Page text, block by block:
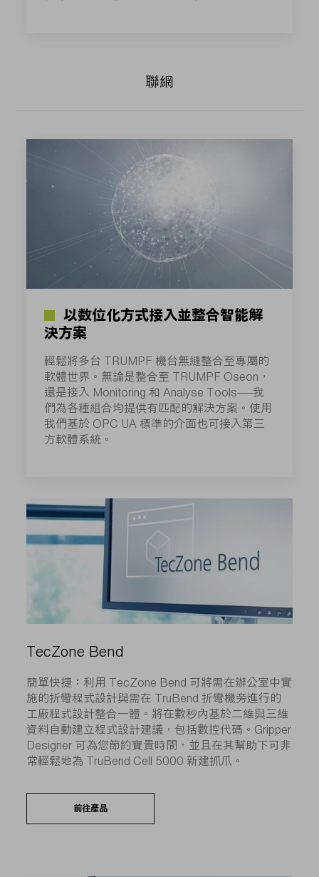
聯網
以数位化方式接入並整合智能解
決方案
輕鬆將多台 TRUMPF 機台無縫整合至專屬的
軟體世界。無論是整合至 TRUMPF Oseon，
還是接入 Monitoring 和 Analyse Tools——我
們為各種組合均提供有匹配的解決方案。使用
我們基於 OPC UA 標準的介面也可接入第三
方軟體系統。
TecZone Bend
簡單快捷：利用 TecZone Bend 可將需在辦公室中實
施的折彎程式設計與需在 TruBend 折彎機旁進行的
工廠程式設計整合一體。將在數秒內基於二維與三維
資料自動建立程式設計建議，包括數控代碼。Gripper
Designer 可為您節約寶貴時間，並且在其幫助下可非
常輕鬆地為 TruBend Cell 5000 新建抓爪。
前往產品